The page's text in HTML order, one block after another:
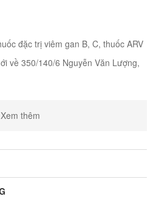
đặc trị viêm gan B, C, thuốc ARV
về 350/140/6 Nguyễn Văn Lượng,
Xem thêm